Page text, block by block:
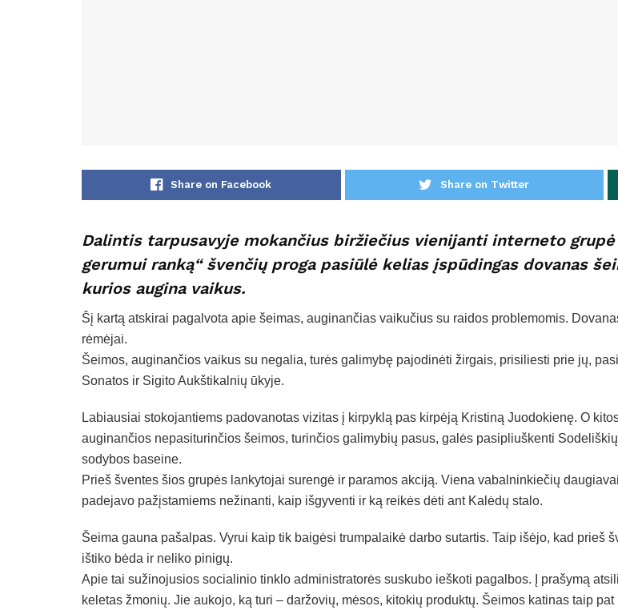
Share on Facebook Share on Twitter
Dalintis tarpusavyje mokančius biržiečius vienijanti interneto
gerumui ranką“ švenčių proga pasiūlė kelias įspūdingas dovanas
kurios augina vaikus.
Šį kartą atskirai pagalvota apie šeimas, auginančias vaikučius su raidos problemomis.
rėmėjai.
Šeimos, auginančios vaikus su negalia, turės galimybę pajodinėti žirgais, prisiliesti prie jų,
Sonatos ir Sigito Aukštikalnių ūkyje.
Labiausiai stokojantiems padovanotas vizitas į kirpyklą pas kirpėją Kristiną Juodokienę. O
auginančios nepasiturinčios šeimos, turinčios galimybių pasus, galės pasipliuškenti
sodybos baseine.
Prieš šventes šios grupės lankytojai surengė ir paramos akciją. Viena vabalninkiečių
padejavo pažįstamiems nežinanti, kaip išgyventi ir ką reikės dėti ant Kalėdų stalo.
Šeima gauna pašalpas. Vyrui kaip tik baigėsi trumpalaikė darbo sutartis. Taip išėjo, kad prieš
ištiko bėda ir neliko pinigų.
Apie tai sužinojusios socialinio tinklo administratorės suskubo ieškoti pagalbos. Į prašymą
keletas žmonių. Jie aukojo, ką turi – daržovių, mėsos, kitokių produktų. Šeimos katinas taip